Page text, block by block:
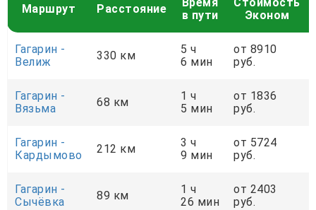
Маршрут Расстояние
в пути
Эконом
Гагарин -
Велиж
330 км
5 ч
6 мин
от 8910
руб.
Гагарин -
Вязьма
68 км
1 ч
5 мин
от 1836
руб.
Гагарин -
Кардымово
212 км
3 ч
9 мин
от 5724
руб.
Гагарин -
Сычёвка
89 км
1 ч
26 мин
от 2403
руб.